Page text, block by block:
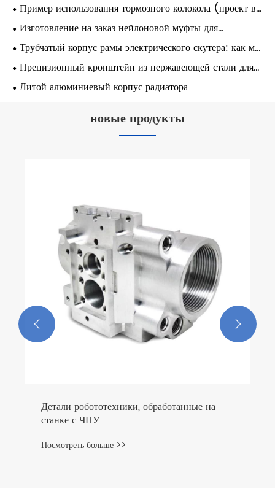
Пример использования тормозного колокола (проект в
Великобритании)
Изготовление на заказ нейлоновой муфты для
упаковочного оборудования — Италия
Трубчатый корпус рамы электрического скутера: как мы
повысили прочность конструкции с помощью
интегрированного процесса литья и ковки
Прецизионный кронштейн из нержавеющей стали для
обработки на станке с ЧПУ — газотурбинная система
Литой алюминиевый корпус радиатора
новые продукты
Детали робототехники, обработанные на
станке с ЧПУ
Посмотреть больше >>
 